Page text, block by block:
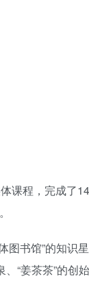
课程，完成了
图书馆”的知识
“姜茶茶”的